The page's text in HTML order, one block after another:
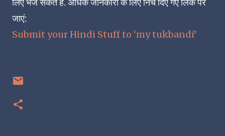
जाएं:
Submit your Hindi Stuff to ‘my tukbandi’